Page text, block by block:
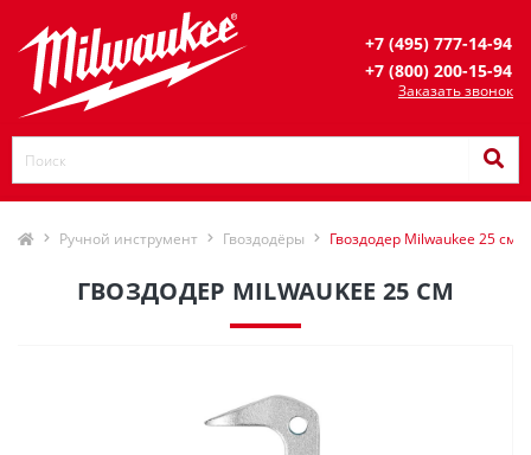
+7 (495) 777-14-94
+7 (800) 200-15-94
Заказать звонок
Ручной инструмент Гвоздодёры Гвоздодер Milwaukee 25 см
ГВОЗДОДЕР MILWAUKEE 25 СМ